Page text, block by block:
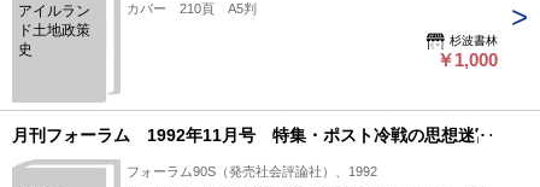
アイルラン
ド土地政策
史
カバー 210頁 A5判
杉波書林
￥1,000
月刊フォーラム 1992年11月号 特集・ポスト冷戦の思想迷宮
フォーラム90S（発売社会評論社）、1992